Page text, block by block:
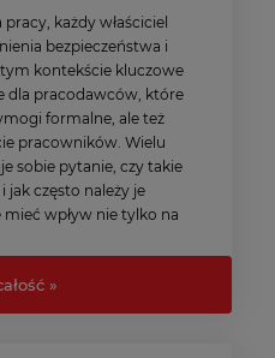
każdy właściciel
bezpieczeństwa i
kontekście kluczowe
dla pracodawców, które
formalne, ale też
pracowników. Wielu
sobie pytanie, czy takie
jak często należy je
wpływ nie tylko na
»